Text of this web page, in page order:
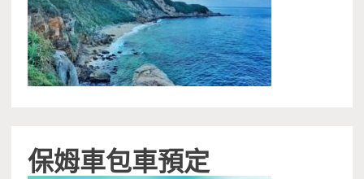
保姆車包車預定